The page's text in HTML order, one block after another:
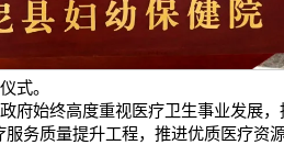
式。
府始终高度重视医疗卫生事业发展
务质量提升工程，推进优质医疗资